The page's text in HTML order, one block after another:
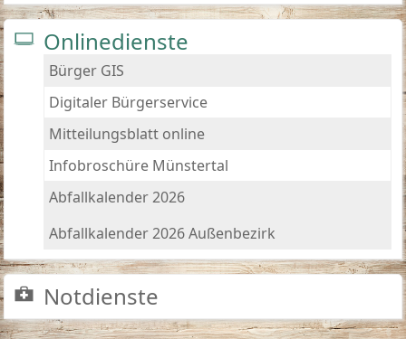
Onlinedienste
Bürger GIS
Digitaler Bürgerservice
Mitteilungsblatt online
Infobroschüre Münstertal
Abfallkalender 2026
Abfallkalender 2026 Außenbezirk
Notdienste